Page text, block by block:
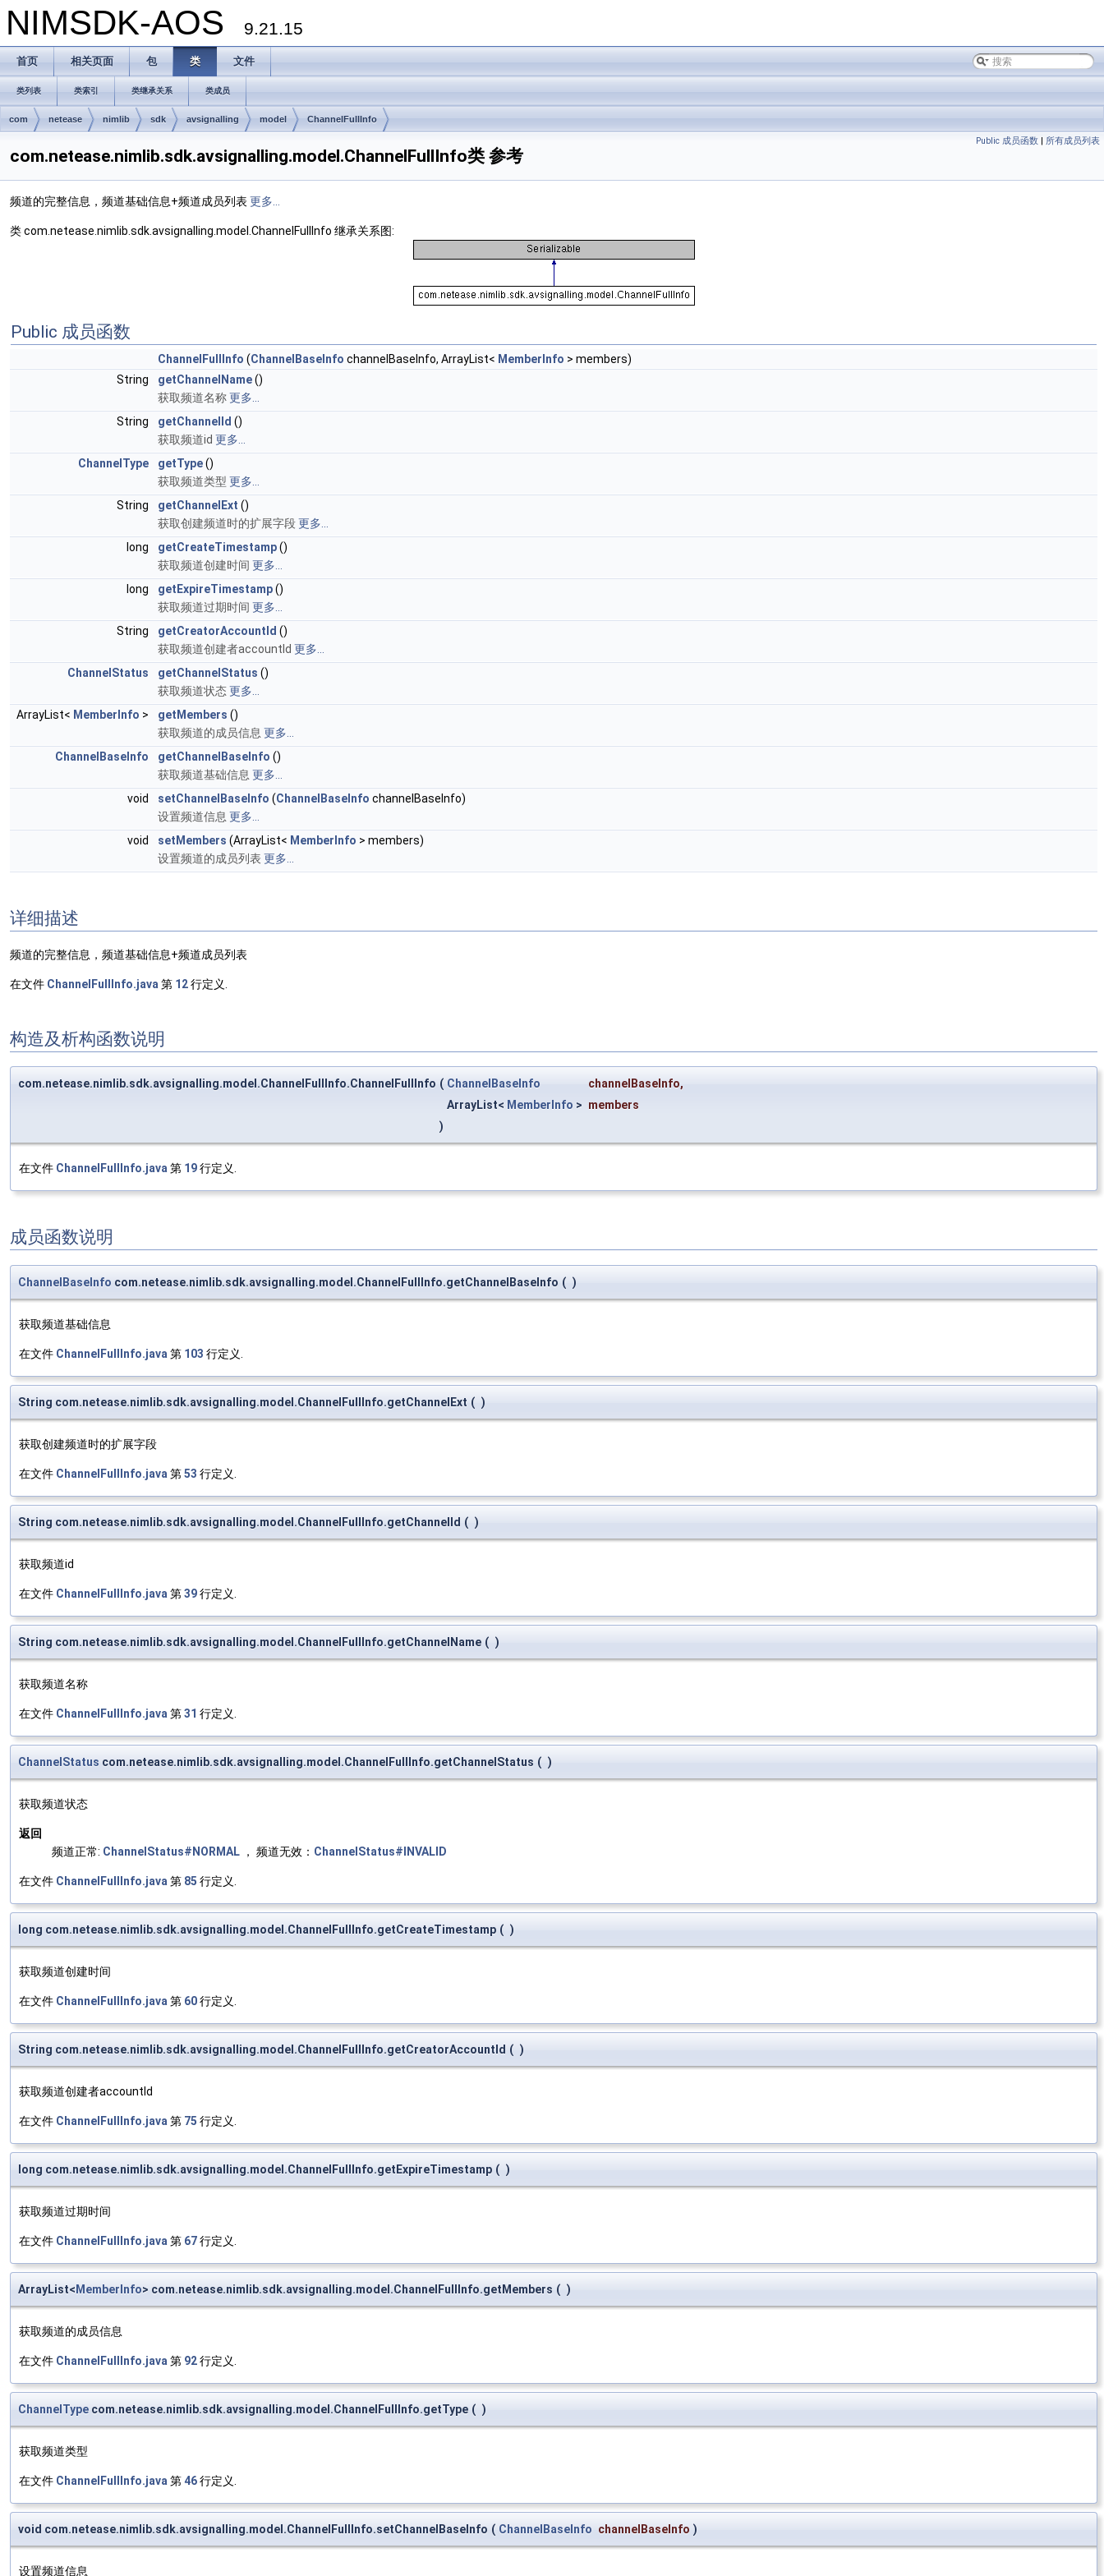
NIMSDK-AOS 9.21.15
首页 相关页面 包 类 文件
类列表 类索引 类继承关系 类成员
com netease nimlib sdk avsignalling model ChannelFullInfo
Public 成员函数 | 所有成员列表
com.netease.nimlib.sdk.avsignalling.model.ChannelFullInfo类 参考
频道的完整信息，频道基础信息+频道成员列表更多...
类 com.netease.nimlib.sdk.avsignalling.model.ChannelFullInfo 继承关系图:
Public 成员函数
ChannelFullInfo (ChannelBaseInfo channelBaseInfo, ArrayList< MemberInfo > members)
String
getChannelName()
获取频道名称更多...
String
getChannelId ()
获取频道id 更多...
ChannelType
getType()
获取频道类型 更多...
String
getChannelExt ()
获取创建频道时的扩展字段更多...
long
getCreateTimestamp()
获取频道创建时间 更多...
long
getExpireTimestamp()
获取频道过期时间 更多...
String
getCreatorAccountId ()
获取频道创建者accountId 更多...
ChannelStatus
getChannelStatus ()
获取频道状态更多...
ArrayList< MemberInfo > getMembers ()
获取频道的成员信息 更多...
ChannelBaseInfo
getChannelBaseInfo ()
获取频道基础信息 更多...
void
setChannelBaseInfo (ChannelBaseInfo channelBaseInfo)
设置频道信息 更多...
void
setMembers (ArrayList< MemberInfo > members)
设置频道的成员列表 更多...
详细描述
频道的完整信息，频道基础信息+频道成员列表
在文件 ChannelFullInfo.java 第 12行定义.
构造及析构函数说明
com.netease.nimlib.sdk.avsignalling.model.ChannelFullInfo.ChannelFullInfo ( ChannelBaseInfo channelBaseInfo,
ArrayList< MemberInfo > members
)
在文件 ChannelFullInfo.java第 19行定义.
成员函数说明
ChannelBaseInfo com.netease.nimlib.sdk.avsignalling.model.ChannelFullInfo.getChannelBaseInfo ( )
获取频道基础信息
在文件 ChannelFullInfo.java 第 103 行定义.
String com.netease.nimlib.sdk.avsignalling.model.ChannelFullInfo.getChannelExt ( )
获取创建频道时的扩展字段
在文件 ChannelFullInfo.java 第53 行定义.
String com.netease.nimlib.sdk.avsignalling.model.ChannelFullInfo.getChannelId ( )
获取频道id
在文件 ChannelFullInfo.java 第39行定义.
String com.netease.nimlib.sdk.avsignalling.model.ChannelFullInfo.getChannelName ( )
获取频道名称
在文件 ChannelFullInfo.java 第31 行定义.
ChannelStatus com.netease.nimlib.sdk.avsignalling.model.ChannelFullInfo.getChannelStatus ( )
获取频道状态
返回
频道正常: ChannelStatus#NORMAL ， 频道无效： ChannelStatus#INVALID
在文件 ChannelFullInfo.java 第 85 行定义.
long com.netease.nimlib.sdk.avsignalling.model.ChannelFullInfo.getCreateTimestamp ( )
获取频道创建时间
在文件 ChannelFullInfo.java 第 60行定义.
String com.netease.nimlib.sdk.avsignalling.model.ChannelFullInfo.getCreatorAccountId ( )
获取频道创建者accountId
在文件 ChannelFullInfo.java 第 75 行定义.
long com.netease.nimlib.sdk.avsignalling.model.ChannelFullInfo.getExpireTimestamp ( )
获取频道过期时间
在文件 ChannelFullInfo.java 第 67行定义.
ArrayList<MemberInfo> com.netease.nimlib.sdk.avsignalling.model.ChannelFullInfo.getMembers ( )
获取频道的成员信息
在文件 ChannelFullInfo.java 第 92行定义.
ChannelType com.netease.nimlib.sdk.avsignalling.model.ChannelFullInfo.getType ( )
获取频道类型
在文件 ChannelFullInfo.java 第 46行定义.
void com.netease.nimlib.sdk.avsignalling.model.ChannelFullInfo.setChannelBaseInfo ( ChannelBaseInfo channelBaseInfo )
设置频道信息